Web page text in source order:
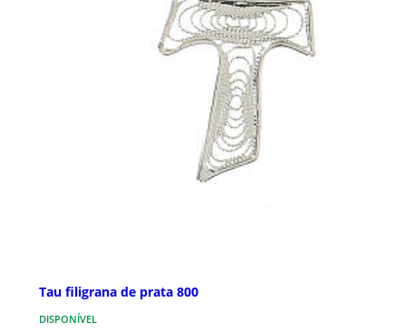
Tau filigrana de prata 800
DISPONÍVEL